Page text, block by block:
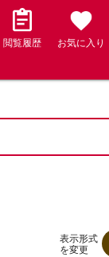
閲覧履歴 お気に入り
表示形式
を変更